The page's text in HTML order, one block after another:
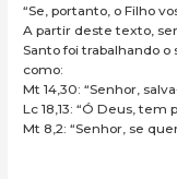
“Se, portanto, o Filho
A partir deste texto,
Santo foi trabalhando
como:
Mt 14,30: “Senhor,
Lc 18,13: “Ó Deus,
Mt 8,2: “Senhor, se